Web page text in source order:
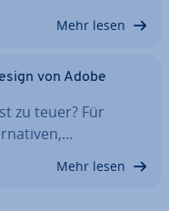
Mehr lesen
von Adobe
zu teuer? Für
Mehr lesen